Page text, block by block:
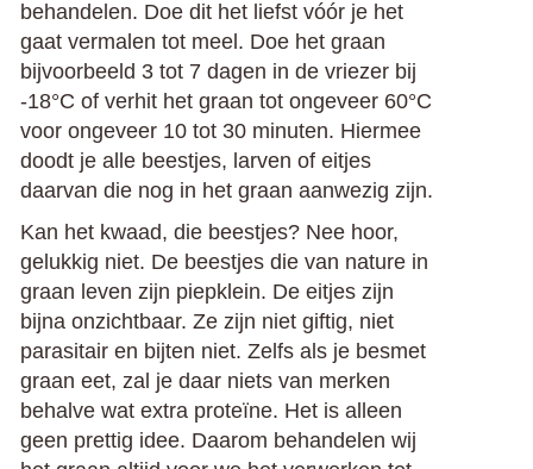
behandelen. Doe dit het liefst vóór je het
gaat vermalen tot meel. Doe het graan
bijvoorbeeld 3 tot 7 dagen in de vriezer bij
-18°C of verhit het graan tot ongeveer 60°C
voor ongeveer 10 tot 30 minuten. Hiermee
doodt je alle beestjes, larven of eitjes
daarvan die nog in het graan aanwezig zijn.
Kan het kwaad, die beestjes? Nee hoor,
gelukkig niet. De beestjes die van nature in
graan leven zijn piepklein. De eitjes zijn
bijna onzichtbaar. Ze zijn niet giftig, niet
parasitair en bijten niet. Zelfs als je besmet
graan eet, zal je daar niets van merken
behalve wat extra proteïne. Het is alleen
geen prettig idee. Daarom behandelen wij